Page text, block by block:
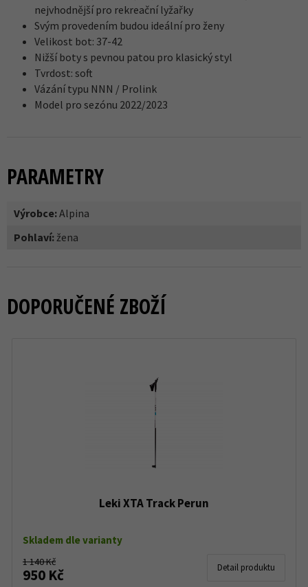
nejvhodnější pro rekreační lyžařky
Svým provedením budou ideální pro ženy
Velikost bot: 37-42
Nižší boty s pevnou patou pro klasický styl
Tvrdost: soft
Vázání typu NNN / Prolink
Model pro sezónu 2022/2023
PARAMETRY
Výrobce:Alpina
Pohlaví:žena
DOPORUČENÉ ZBOŽÍ
Leki XTA Track Perun
Skladem dle varianty
1 140 Kč
950 Kč Detail produktu